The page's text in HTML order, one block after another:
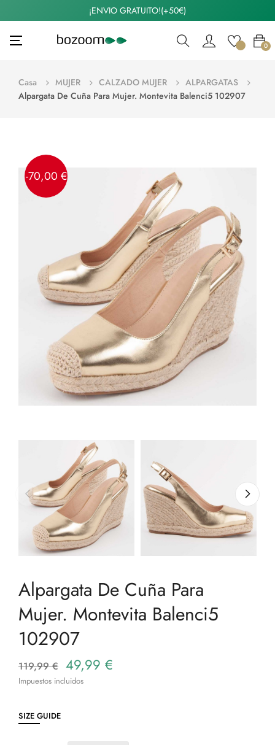
¡ENVIO GRATUITO!(+50€)
Navegación
☰ 0
Casa MUJER CALZADO MUJER
ALPARGATAS
Alpargata De Cuña Para Mujer. Montevita Balenci5 102907
-70,00 €
Alpargata De Cuña Para
Mujer. Montevita Balenci5
102907
119,99 € 49,99 €
Impuestos incluidos
SIZE GUIDE